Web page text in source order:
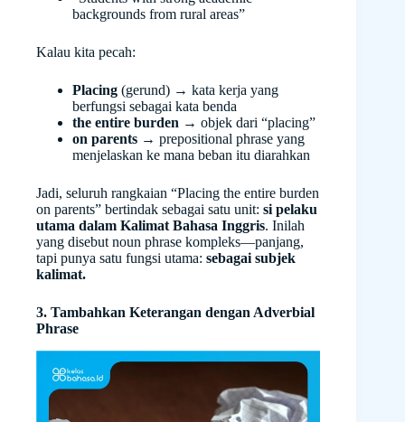
backgrounds from rural areas”
Kalau kita pecah:
Placing (gerund) → kata kerja yang
berfungsi sebagai kata benda
the entire burden → objek dari “placing”
on parents → prepositional phrase yang
menjelaskan ke mana beban itu diarahkan
Jadi, seluruh rangkaian “Placing the entire burden
on parents” bertindak sebagai satu unit: si pelaku
utama dalam Kalimat Bahasa Inggris. Inilah
yang disebut noun phrase kompleks—panjang,
tapi punya satu fungsi utama: sebagai subjek
kalimat.
3. Tambahkan Keterangan dengan Adverbial
Phrase